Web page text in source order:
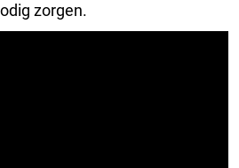
zorgen.